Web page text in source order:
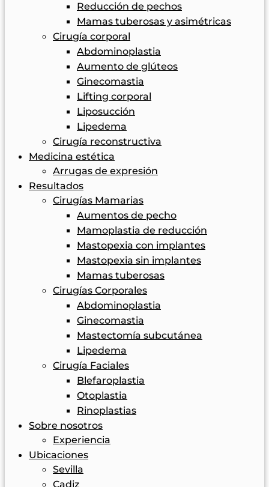
Reducción de pechos
Mamas tuberosas y asimétricas
Cirugía corporal
Abdominoplastia
Aumento de glúteos
Ginecomastia
Lifting corporal
Liposucción
Lipedema
Cirugía reconstructiva
Medicina estética
Arrugas de expresión
Resultados
Cirugías Mamarias
Aumentos de pecho
Mamoplastia de reducción
Mastopexia con implantes
Mastopexia sin implantes
Mamas tuberosas
Cirugías Corporales
Abdominoplastia
Ginecomastia
Mastectomía subcutánea
Lipedema
Cirugía Faciales
Blefaroplastia
Otoplastia
Rinoplastias
Sobre nosotros
Experiencia
Ubicaciones
Sevilla
Cadiz